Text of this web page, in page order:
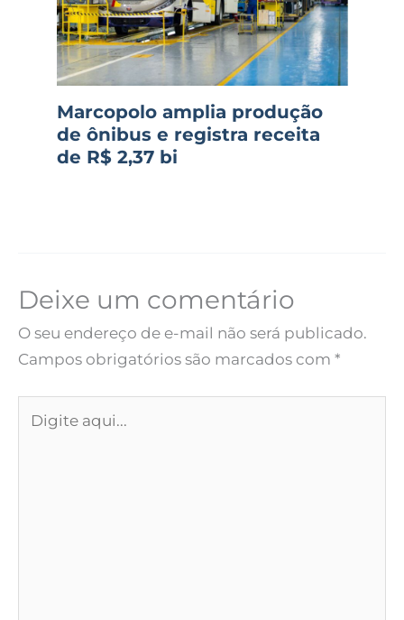
Marcopolo amplia produção
de ônibus e registra receita
de R$ 2,37 bi
Deixe um comentário
O seu endereço de e-mail não será publicado.
Campos obrigatórios são marcados com *
aqui...